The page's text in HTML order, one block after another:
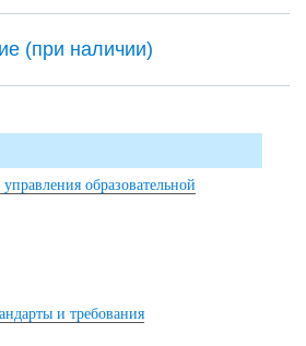
(при наличии)
образовательной
и требования